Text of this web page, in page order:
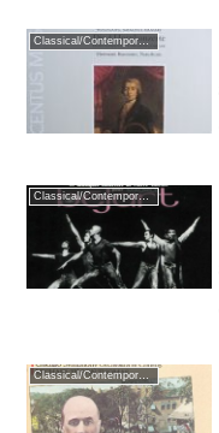
Classical/Contemporary
Classical/Contemporary